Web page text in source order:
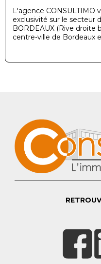
L'agence CONSULTIMO
exclusivité sur le secteur
BORDEAUX (Rive droite
centre-ville de Bordeaux